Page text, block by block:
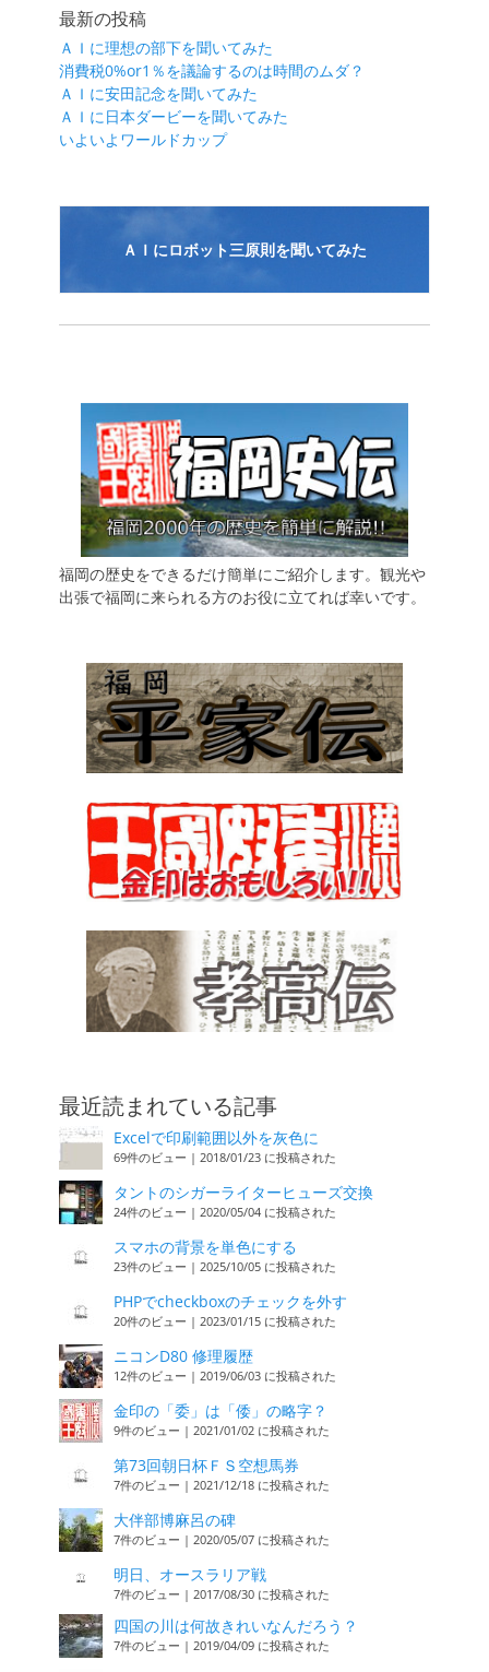
ナ
ビ
ゲ
ー
シ
ョ
最新の投稿
ＡＩに理想の部下を聞いてみた
消費税0%or1％を議論するのは時間のムダ？
ＡＩに安田記念を聞いてみた
ＡＩに日本ダービーを聞いてみた
いよいよワールドカップ
ＡＩにロボット三原則を聞いてみた
福岡の歴史をできるだけ簡単にご紹介します。観光や
出張で福岡に来られる方のお役に立てれば幸いです。
最近読まれている記事
Excelで印刷範囲以外を灰色に
69件のビュー | 2018/01/23 に投稿された
タントのシガーライターヒューズ交換
24件のビュー | 2020/05/04 に投稿された
スマホの背景を単色にする
23件のビュー | 2025/10/05 に投稿された
PHPでcheckboxのチェックを外す
20件のビュー | 2023/01/15 に投稿された
ニコンD80 修理履歴
12件のビュー | 2019/06/03 に投稿された
金印の「委」は「倭」の略字？
9件のビュー | 2021/01/02 に投稿された
第73回朝日杯ＦＳ空想馬券
7件のビュー | 2021/12/18 に投稿された
大伴部博麻呂の碑
7件のビュー | 2020/05/07 に投稿された
明日、オースラリア戦
7件のビュー | 2017/08/30 に投稿された
四国の川は何故きれいなんだろう？
7件のビュー | 2019/04/09 に投稿された